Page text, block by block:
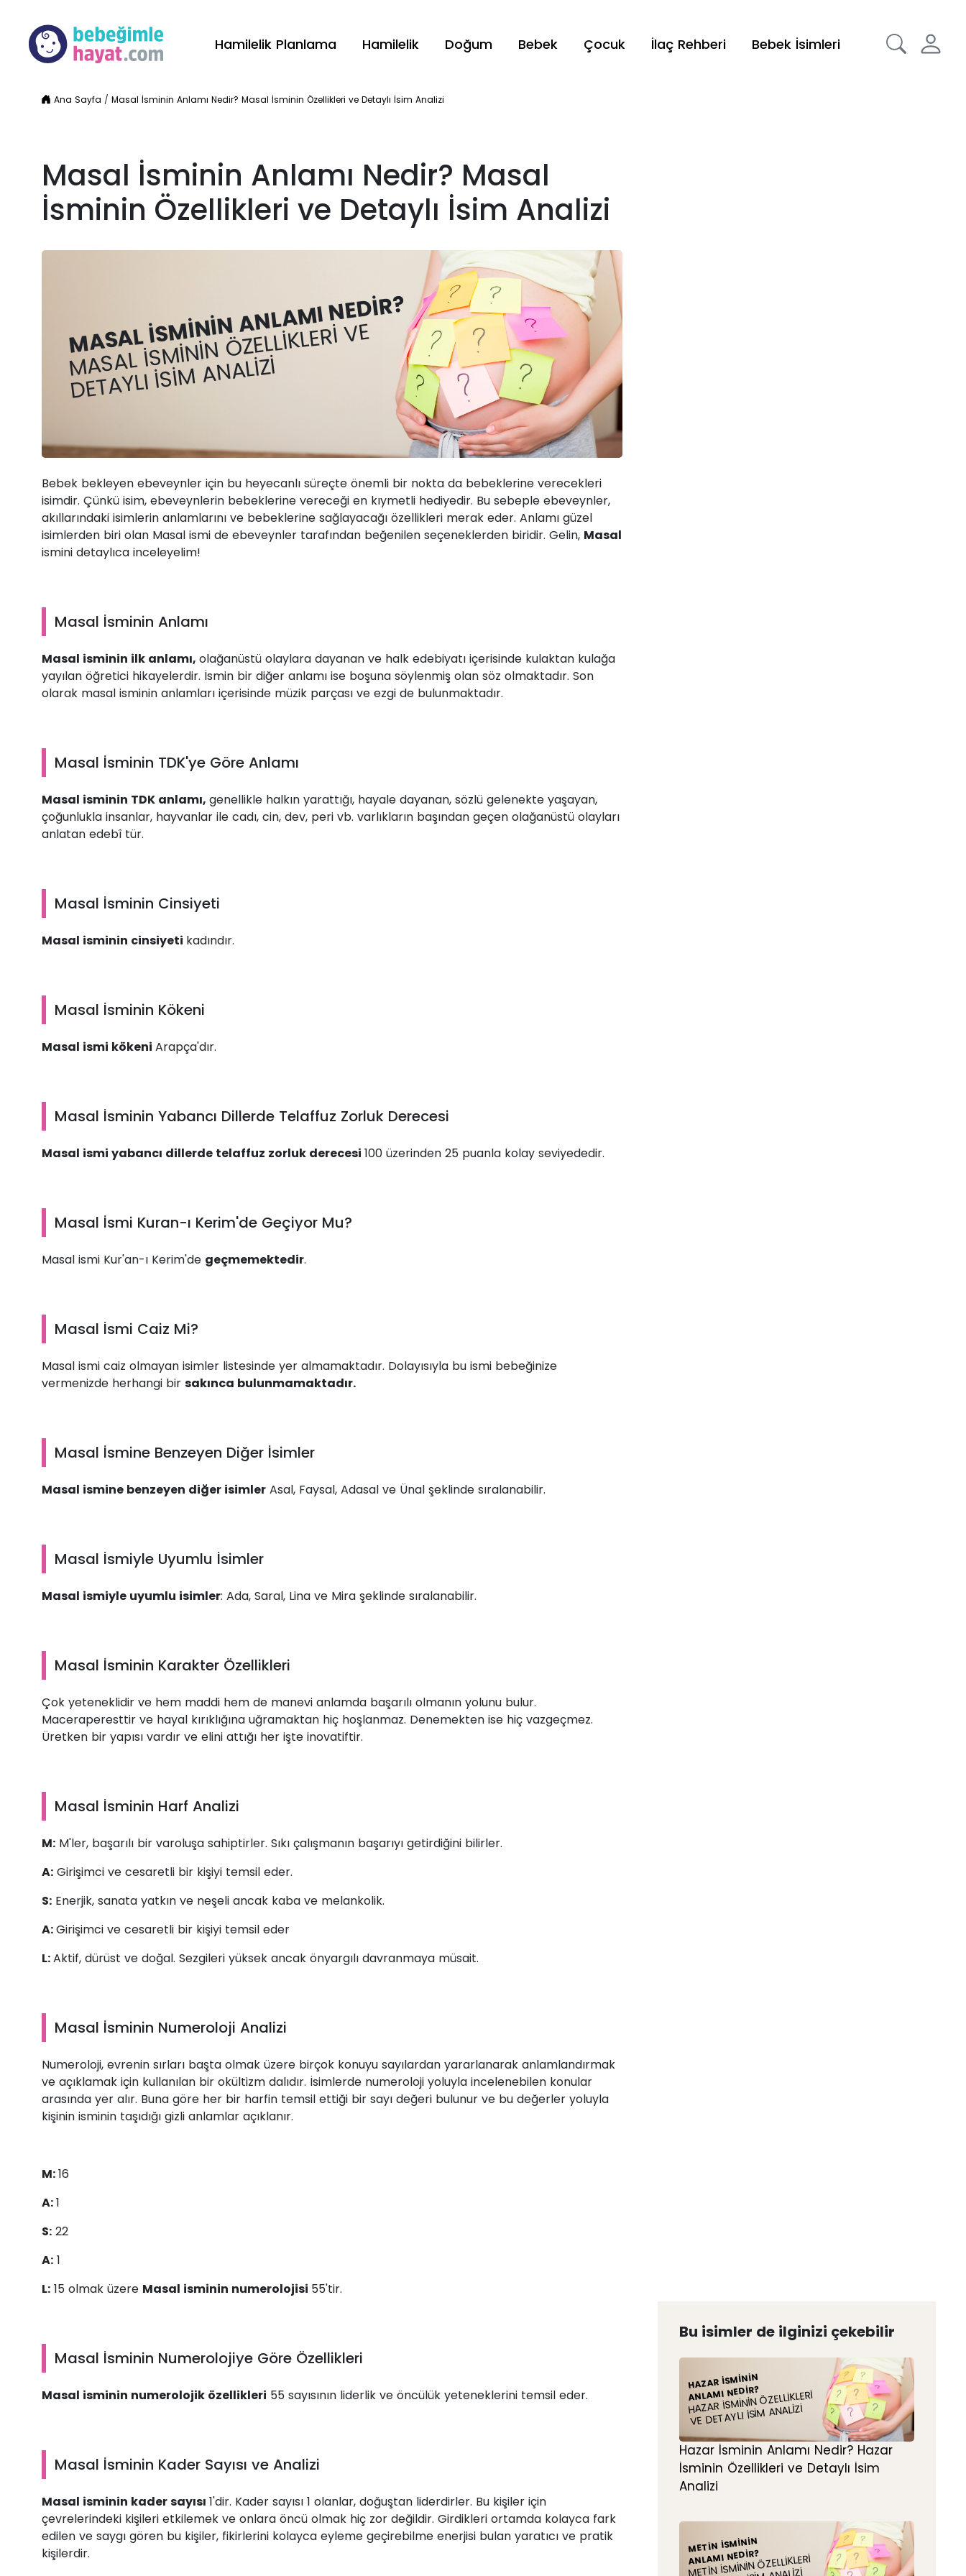
Hamilelik Planlama Hamilelik Doğum Bebek Çocuk İlaç Rehberi Bebek İsimleri
Ana Sayfa /Masal İsminin Anlamı Nedir? Masal İsminin Özellikleri ve Detaylı İsim Analizi
Masal İsminin Anlamı Nedir? Masal
İsminin Özellikleri ve Detaylı İsim Analizi
MASAL İSMININ ANLAMI NEDIR?
MASAL İSMININ ÖZELLIKLERI VE
DETAYLI İSIM ANALIZI
Bebek bekleyen ebeveynler için bu heyecanlı süreçte önemli bir nokta da bebeklerine verecekleri
isimdir. Çünkü isim, ebeveynlerin bebeklerine vereceği en kıymetli hediyedir. Bu sebeple ebeveynler,
akıllarındaki isimlerin anlamlarını ve bebeklerine sağlayacağı özellikleri merak eder. Anlamı güzel
isimlerden biri olan Masal ismi de ebeveynler tarafından beğenilen seçeneklerden biridir. Gelin, Masal
ismini detaylıca inceleyelim!
Masal İsminin Anlamı
Masal isminin ilk anlamı, olağanüstü olaylara dayanan ve halk edebiyatı içerisinde kulaktan kulağa
yayılan öğretici hikayelerdir. İsmin bir diğer anlamı ise boşuna söylenmiş olan söz olmaktadır. Son
olarak masal isminin anlamları içerisinde müzik parçası ve ezgi de bulunmaktadır.
Masal İsminin TDK'ye Göre Anlamı
Masal isminin TDK anlamı, genellikle halkın yarattığı, hayale dayanan, sözlü gelenekte yaşayan,
çoğunlukla insanlar, hayvanlar ile cadı, cin, dev, peri vb. varlıkların başından geçen olağanüstü olayları
anlatan edebî tür.
Masal İsminin Cinsiyeti
Masal isminin cinsiyeti kadındır.
Masal İsminin Kökeni
Masal ismi kökeni Arapça'dır.
Masal İsminin Yabancı Dillerde Telaffuz Zorluk Derecesi
Masal ismi yabancı dillerde telaffuz zorluk derecesi 100 üzerinden 25 puanla kolay seviyededir.
Masal İsmi Kuran-ı Kerim'de Geçiyor Mu?
Masal ismi Kur'an-ı Kerim'de geçmemektedir.
Masal İsmi Caiz Mi?
Masal ismi caiz olmayan isimler listesinde yer almamaktadır. Dolayısıyla bu ismi bebeğinize
vermenizde herhangi bir sakınca bulunmamaktadır.
Masal İsmine Benzeyen Diğer İsimler
Masal ismine benzeyen diğer isimler Asal, Faysal, Adasal ve Ünal şeklinde sıralanabilir.
Masal İsmiyle Uyumlu İsimler
Masal ismiyle uyumlu isimler: Ada, Saral, Lina ve Mira şeklinde sıralanabilir.
Masal İsminin Karakter Özellikleri
Çok yeteneklidir ve hem maddi hem de manevi anlamda başarılı olmanın yolunu bulur.
Maceraperesttir ve hayal kırıklığına uğramaktan hiç hoşlanmaz. Denemekten ise hiç vazgeçmez.
Üretken bir yapısı vardır ve elini attığı her işte inovatiftir.
Masal İsminin Harf Analizi
M: M'ler, başarılı bir varoluşa sahiptirler. Sıkı çalışmanın başarıyı getirdiğini bilirler.
A: Girişimci ve cesaretli bir kişiyi temsil eder.
S: Enerjik, sanata yatkın ve neşeli ancak kaba ve melankolik.
A:Girişimci ve cesaretli bir kişiyi temsil eder
L:Aktif, dürüst ve doğal. Sezgileri yüksek ancak önyargılı davranmaya müsait.
Masal İsminin Numeroloji Analizi
Numeroloji, evrenin sırları başta olmak üzere birçok konuyu sayılardan yararlanarak anlamlandırmak
ve açıklamak için kullanılan bir okültizm dalıdır. İsimlerde numeroloji yoluyla incelenebilen konular
arasında yer alır. Buna göre her bir harfin temsil ettiği bir sayı değeri bulunur ve bu değerler yoluyla
kişinin isminin taşıdığı gizli anlamlar açıklanır.
M:16
A:1
S: 22
A: 1
L: 15 olmak üzere Masal isminin numerolojisi 55'tir.
Masal İsminin Numerolojiye Göre Özellikleri
Masal isminin numerolojik özellikleri 55 sayısının liderlik ve öncülük yeteneklerini temsil eder.
Masal İsminin Kader Sayısı ve Analizi
Masal isminin kader sayısı 1'dir. Kader sayısı 1 olanlar, doğuştan liderdirler. Bu kişiler için
çevrelerindeki kişileri etkilemek ve onlara öncü olmak hiç zor değildir. Girdikleri ortamda kolayca fark
edilen ve saygı gören bu kişiler, fikirlerini kolayca eyleme geçirebilme enerjisi bulan yaratıcı ve pratik
kişilerdir.
Bu isimler de ilginizi çekebilir
HAZAR İSMININ
ANLAMI NEDIR?
HAZAR İSMININ ÖZELLIKLERI
VE DETAYLI İSIM ANALIZI
Hazar İsminin Anlamı Nedir? Hazar
İsminin Özellikleri ve Detaylı İsim
Analizi
METIN İSMININ
ANLAMI NEDIR?
METIN İSMININ ÖZELLIKLERI